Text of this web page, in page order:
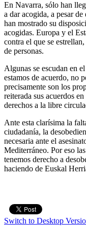
En Navarra, sólo han
a dar acogida, a pesar
han mostrado su
acogidas. Europa y el
contra el que se
de personas.
Algunas se escudan en
estamos de acuerdo, no
precisamente son los
reiterada sus acuerdos
derechos a la libre
Ante esta clarísima la
ciudadanía, la
necesaria ante el
Mediterráneo. Por eso
tenemos derecho a
haciendo de Euskal
Switch to Desktop